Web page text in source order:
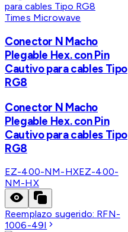
Times Microwave
Conector N Macho
Plegable Hex. con Pin
Cautivo para cables Tipo
RG8
Conector N Macho
Plegable Hex. con Pin
Cautivo para cables Tipo
RG8
EZ-400-NM-HXEZ-400-
NM-HX
Reemplazo sugerido: RFN-
1006-49I